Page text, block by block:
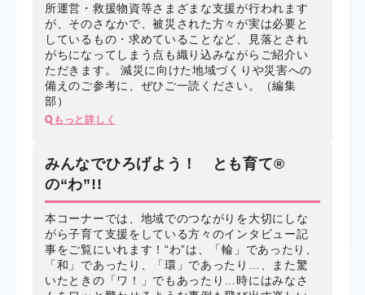
所運営・救援物資等さまざまな支援が行われます
が、そのさなかで、被災された方々が実は必要と
しているもの・求めていることなど、見落とされ
がちになってしまう点も織り込みながらご紹介い
ただきます。 減災に向けた地域づくりや災害への
備えのご参考に、ぜひご一読ください。（編集
部）
もっと詳しく
みんなでひろげよう！ とも育て®
の“わ”!!
本コーナーでは、地域でのつながりを大切にしな
がら子育て支援をしている方々のインタビュー記
事をご覧にいれます！“わ”は、「輪」であったり、
「和」であったり、「環」であったり…、また驚
いたときの「ワ！」でもあったり…時にはみなさ